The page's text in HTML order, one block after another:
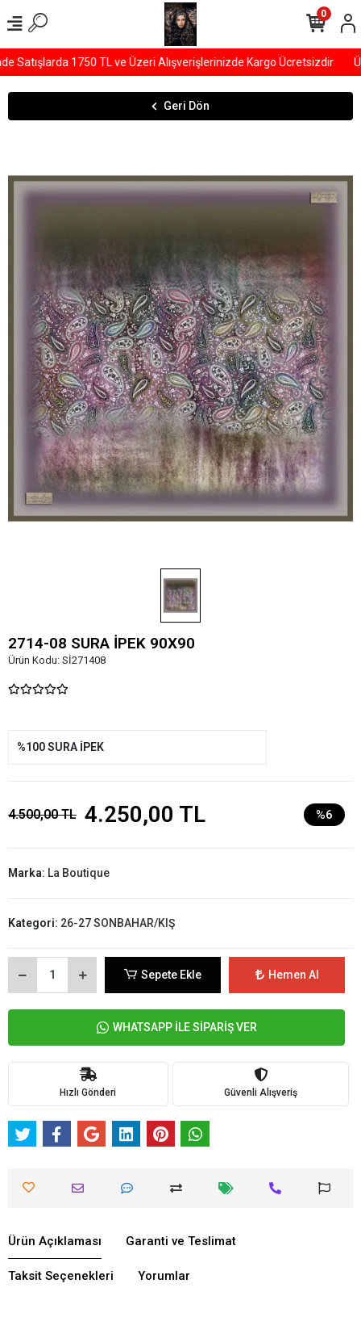
Satışlarda 1750 TL ve Üzeri Alışverişlerinizde Kargo Ücretsizdir
0
Geri Dön
2714-08 SURA İPEK 90X90
Ürün Kodu: Sİ271408
%100 SURA İPEK
4.500,00 TL 4.250,00 TL %6
Marka: La Boutique
Kategori: 26-27 SONBAHAR/KIŞ
Sepete Ekle Hemen Al
WHATSAPP İLE SİPARİŞ VER
Hızlı Gönderi Güvenli Alışveriş
Ürün Açıklaması Garanti ve Teslimat
Taksit Seçenekleri Yorumlar